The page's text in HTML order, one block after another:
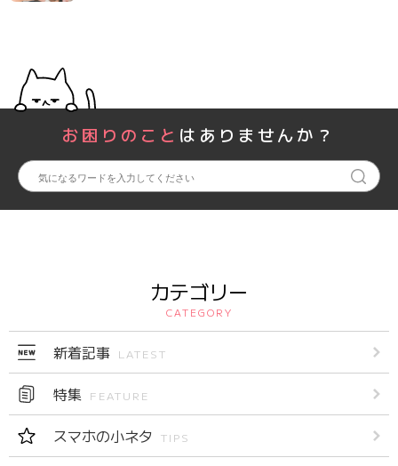
お困りのこと はありませんか？
カテゴリー
CATEGORY
新着記事 LATEST
特集 FEATURE
スマホの小ネタ TIPS